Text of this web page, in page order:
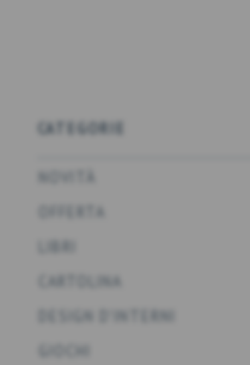
CATEGORIE
CARTOLINA